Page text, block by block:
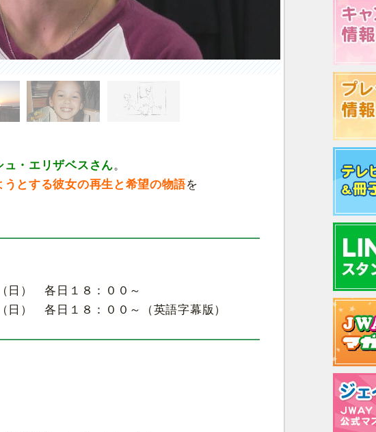
・エリザベスさん。
うとする彼女の再生と希望の物語を
（日）各日１８：００～
日） 各日１８：００～（英語字幕版）